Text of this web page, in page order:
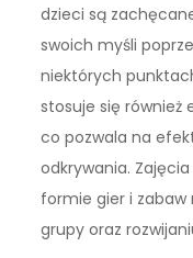
dzieci są
swoich myśli
niektórych
stosuje się również
co pozwala na
odkrywania.
formie gier i
grupy oraz